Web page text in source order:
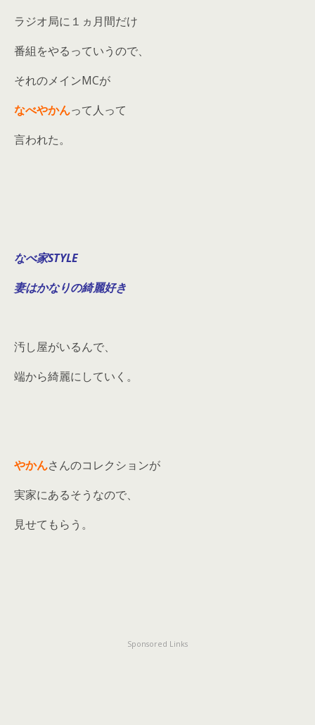
ラジオ局に１ヵ月間だけ
番組をやるっていうので、
それのメインMCが
なべやかんって人って
言われた。
なべ家STYLE
妻はかなりの綺麗好き
汚し屋がいるんで、
端から綺麗にしていく。
やかんさんのコレクションが
実家にあるそうなので、
見せてもらう。
Sponsored Links